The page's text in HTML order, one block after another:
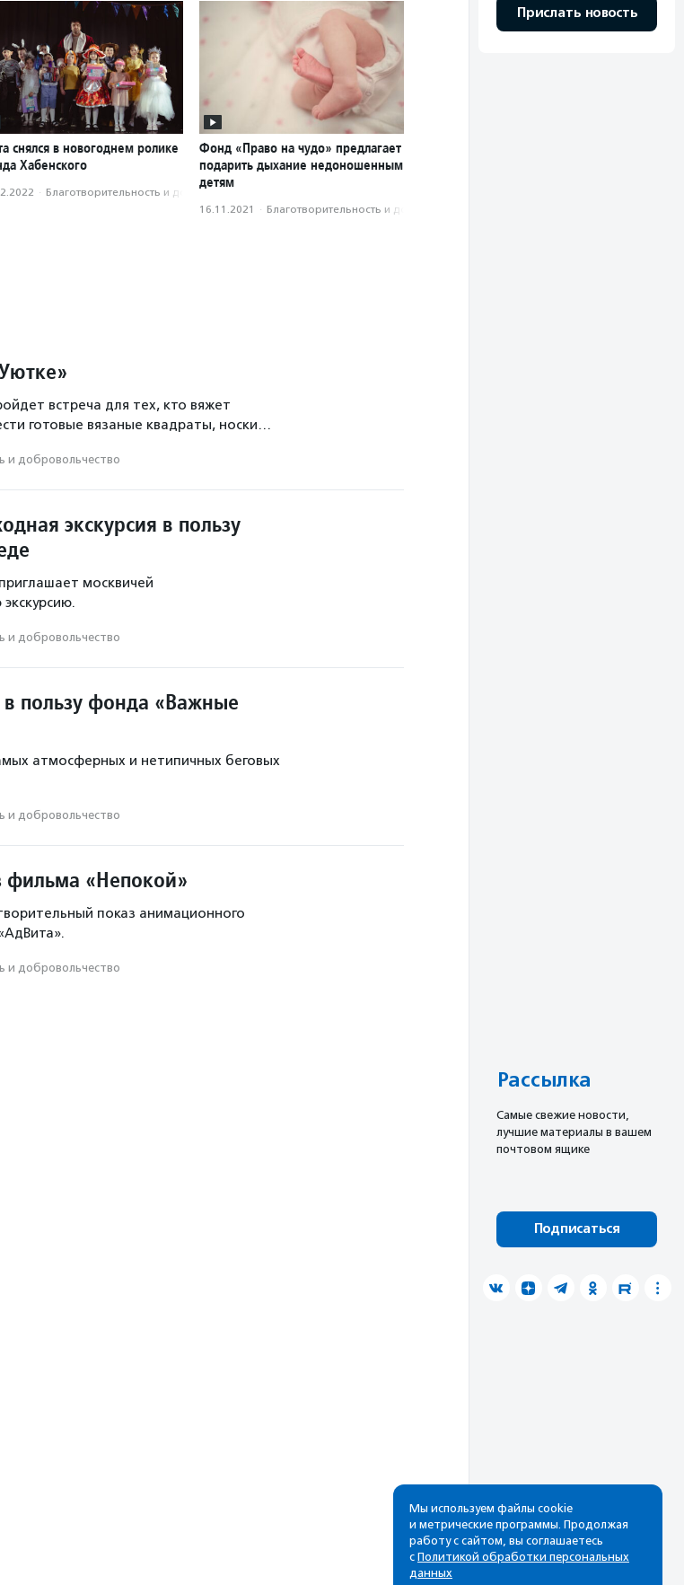
снялся в новогоднем ролике
Хабенского
· Благотвори­тель­ность и доброволь­чест­во
Фонд «Право на чудо» предлагает
подарить дыхание недоношенным
детям
16.11.2021 · Благотвори­тель­ность и доброволь­чест­во
встреча для тех, кто вяжет
готовые вязаные квадраты, носки…
и доброволь­чест­во
экскурсия в пользу
москвичей
и доброволь­чест­во
пользу фонда «Важные
атмосферных и нетипичных беговых
и доброволь­чест­во
фильма «Непокой»
показ анимационного
и доброволь­чест­во
Прислать новость
Рассылка
Cамые свежие новости,
лучшие материалы в вашем
почтовом ящике
Подписаться
Мы используем файлы cookie
и метрические программы. Продолжая
работу с сайтом, вы соглашаетесь
с Политикой обработки персональных
данных